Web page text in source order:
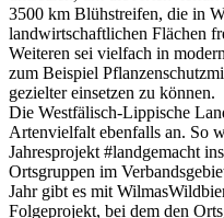
3500 km Blühstreifen, die in
landwirtschaftlichen Flächen
Weiteren sei vielfach in
zum Beispiel
gezielter einsetzen zu können.
Die Westfälisch-Lippische
Artenvielfalt ebenfalls an. So
Jahresprojekt #landgemacht
Ortsgruppen im
Jahr gibt es mit
Folgeprojekt, bei dem den